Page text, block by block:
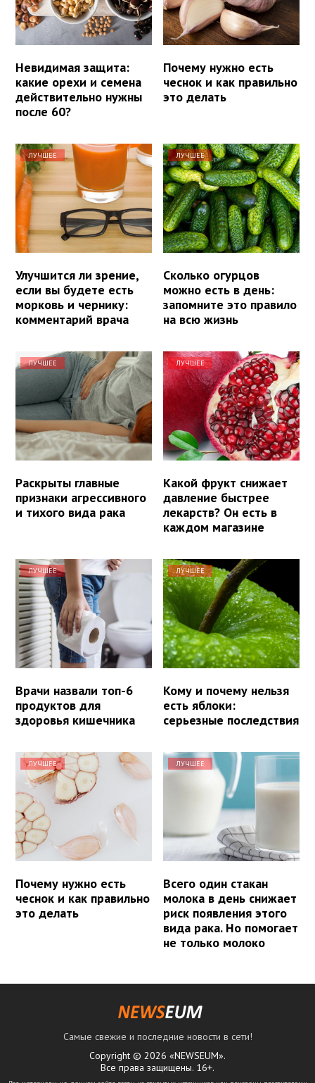
Невидимая защита:
какие орехи и семена
действительно нужны
после 60?
Почему нужно есть
чеснок и как правильно
это делать
ЛУЧШЕЕ
Улучшится ли зрение,
если вы будете есть
морковь и чернику:
комментарий врача
ЛУЧШЕЕ
Сколько огурцов
можно есть в день:
запомните это правило
на всю жизнь
ЛУЧШЕЕ
Раскрыты главные
признаки агрессивного
и тихого вида рака
ЛУЧШЕЕ
Какой фрукт снижает
давление быстрее
лекарств? Он есть в
каждом магазине
ЛУЧШЕЕ
Врачи назвали топ-6
продуктов для
здоровья кишечника
ЛУЧШЕЕ
Кому и почему нельзя
есть яблоки:
серьезные последствия
ЛУЧШЕЕ
Почему нужно есть
чеснок и как правильно
это делать
ЛУЧШЕЕ
Всего один стакан
молока в день снижает
риск появления этого
вида рака. Но помогает
не только молоко
Самые свежие и последние новости в сети!
Copyright © 2026 «NEWSEUM».
Все права защищены. 16+.